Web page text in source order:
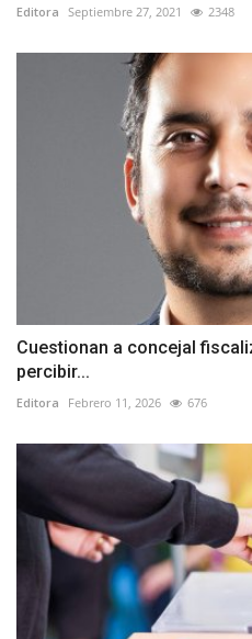
Editora Septiembre 27, 2021 2348
Cuestionan a concejal
percibir...
Editora Febrero 11, 2026 676